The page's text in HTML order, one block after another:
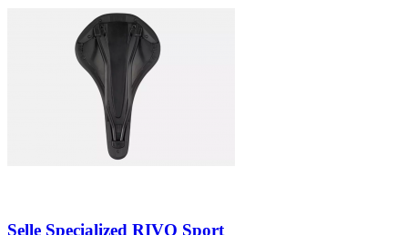
Selle Specialized RIVO Sport